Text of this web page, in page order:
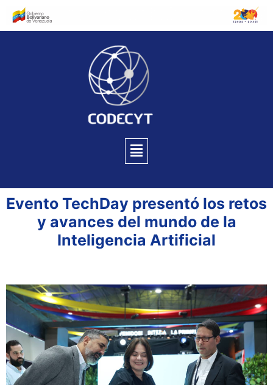
Evento TechDay presentó los retos
y avances del mundo de la
Inteligencia Artificial